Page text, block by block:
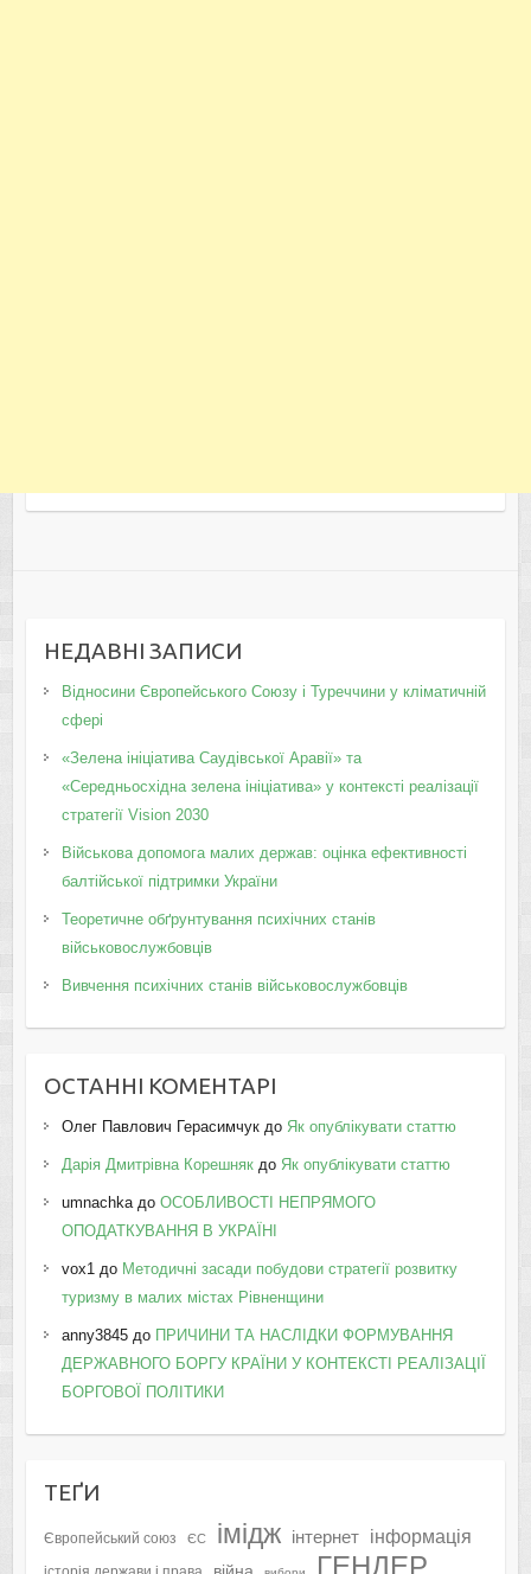
НЕДАВНІ ЗАПИСИ
Відносини Європейського Союзу і Туреччини у кліматичній
сфері
«Зелена ініціатива Саудівської Аравії» та
«Середньосхідна зелена ініціатива» у контексті реалізації
стратегії Vision 2030
Військова допомога малих держав: оцінка ефективності
балтійської підтримки України
Теоретичне обґрунтування психічних станів
військовослужбовців
Вивчення психічних станів військовослужбовців
ОСТАННІ КОМЕНТАРІ
Олег Павлович Герасимчукдо Як опублікувати статтю
Дарія Дмитрівна Корешнякдо Як опублікувати статтю
umnachkaдо ОСОБЛИВОСТІ НЕПРЯМОГО
ОПОДАТКУВАННЯ В УКРАЇНІ
vox1до Методичні засади побудови стратегії розвитку
туризму в малих містах Рівненщини
anny3845до ПРИЧИНИ ТА НАСЛІДКИ ФОРМУВАННЯ
ДЕРЖАВНОГО БОРГУ КРАЇНИ У КОНТЕКСТІ РЕАЛІЗАЦІЇ
БОРГОВОЇ ПОЛІТИКИ
ТЕҐИ
Європейський союз ЄС імідж інтернет інформація
ГЕНДЕР